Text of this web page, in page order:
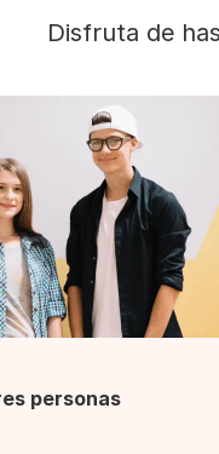
Disfruta de
personas